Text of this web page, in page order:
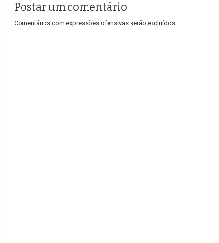
Postar um comentário
Comentários com expressões ofensivas serão excluídos.